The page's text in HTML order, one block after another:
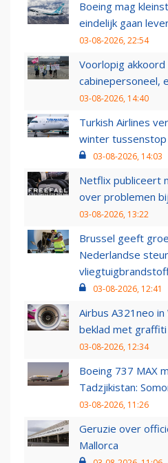
Boeing mag
eindelijk gaan
03-08-2026, 22:54
Voorlopig
cabinepersoneel,
03-08-2026, 14:40
Turkish Airlines
winter
03-08-2026, 14:03
Netflix publiceert
over problemen
03-08-2026, 13:22
Brussel geeft
Nederlandse
03-08-2026, 12:41
Airbus A321neo
beklad met graffiti
03-08-2026, 12:34
Boeing 737 MAX
Tadzjikistan:
03-08-2026, 11:26
Geruzie over
Mallorca